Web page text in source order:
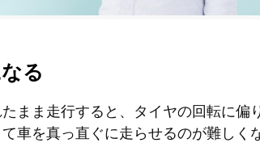
る
まま走行すると、タイヤの回転に
車を真っ直ぐに走らせるのが難しく